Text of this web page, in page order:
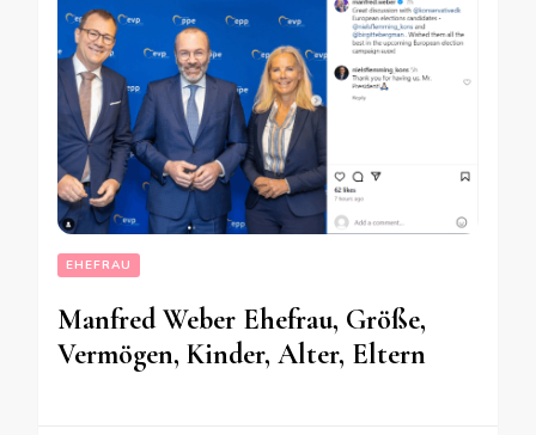
EHEFRAU
Manfred Weber Ehefrau, Größe,
Vermögen, Kinder, Alter, Eltern